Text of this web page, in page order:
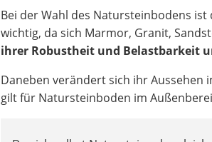
Bei der Wahl des Natursteinbodens
wichtig, da sich Marmor, Granit,
ihrer Robustheit und Belastbarkeit
Daneben verändert sich ihr Aussehen
gilt für Natursteinboden im